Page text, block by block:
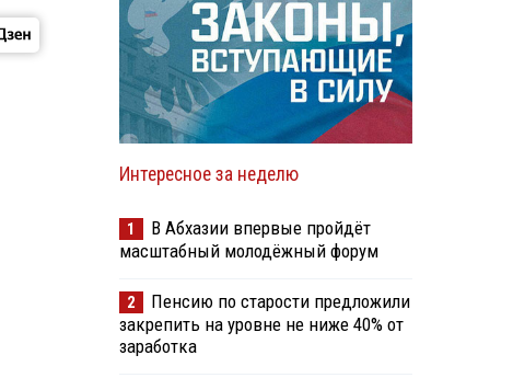
Интересное за неделю
1
В Абхазии впервые пройдёт
масштабный молодёжный форум
2
Пенсию по старости предложили
закрепить на уровне не ниже 40% от
заработка